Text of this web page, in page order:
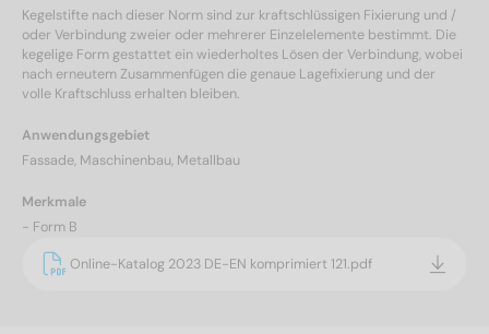
Kegelstifte nach dieser Norm sind zur kraftschlüssigen Fixierung und /
oder Verbindung zweier oder mehrerer Einzelelemente bestimmt. Die
kegelige Form gestattet ein wiederholtes Lösen der Verbindung, wobei
nach erneutem Zusammenfügen die genaue Lagefixierung und der
volle Kraftschluss erhalten bleiben.
Anwendungsgebiet
Fassade, Maschinenbau, Metallbau
Merkmale
- Form B
Online-Katalog 2023 DE-EN komprimiert 121.pdf